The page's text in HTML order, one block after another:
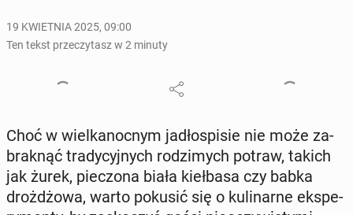
19 KWIETNIA 2025, 09:00
Ten tekst przeczytasz w 2 minuty
Choć w wiel­ka­noc­nym ja­dło­spi­sie nie może za­
brak­nąć tra­dy­cyj­nych ro­dzi­mych potraw, takich
jak żurek, pie­czo­na biała kieł­ba­sa czy babka
droż­dżo­wa, warto pokusić się o ku­li­nar­ne eks­pe­